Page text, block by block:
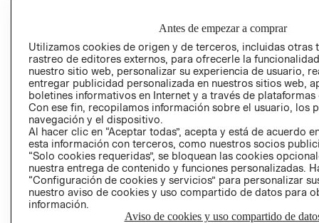
PRIVACIDAD
GIFT CARD
AVISO DE
Perú (S/)
CAMBIAR REGIÓN
Antes de empezar a comprar
Utilizamos cookies de origen y de terceros, incluidas otras
rastreo de editores externos, para ofrecerle la
nuestro sitio web, personalizar su experiencia de usuario,
entregar publicidad personalizada en nuestros sitios web,
boletines informativos en Internet y a través de plataformas
Con ese fin, recopilamos información sobre el usuario, los
navegación y el dispositivo.
Al hacer clic en “Aceptar todas”, acepta y está de acuerdo
esta información con terceros, como nuestros socios
“Solo cookies requeridas”, se bloquean las cookies
nuestra entrega de contenido y funciones personalizadas.
“Configuración de cookies y servicios” para personalizar
nuestro aviso de cookies y uso compartido de datos para
información.
Aviso de cookies y uso compartido de